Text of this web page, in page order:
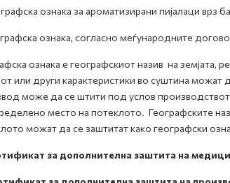
ознака за ароматизирани пијалаци врз
ознака, согласно меѓународните
ознака е географскиот назив на земјата,
или други карактеристики во суштина можат
може да се штити под услов
место на потеклото. Географските
можат да се заштитат како географски
за дополнителна заштита на